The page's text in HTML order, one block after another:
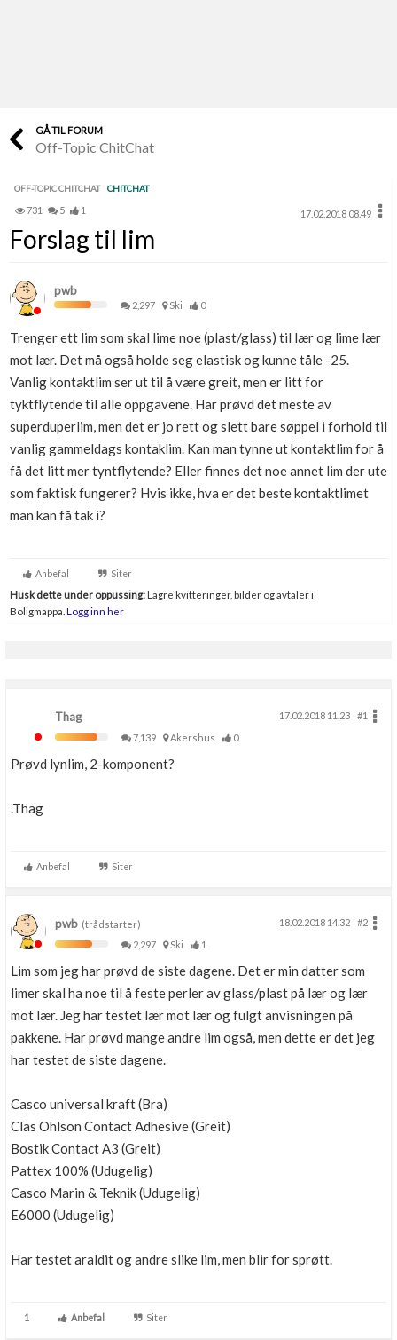
Finn håndverkere
Papirer som mangler
Skaff dokumentasjon som mangler
Kundeservice
Få svar på det du lurer på
Kom i gang med Boligmappa
Se din bolig? Klikk her
Boligmappa+
Få mer ut av Boligmappa
Nytt
GÅ TIL FORUM
Off-Topic ChitChat
OFF-TOPIC CHITCHAT CHITCHAT
731 5 1 17.02.2018 08.49
Forslag til lim
pwb
2,297 Ski 0
Trenger ett lim som skal lime noe (plast/glass) til lær og lime lær
mot lær. Det må også holde seg elastisk og kunne tåle -25.
Vanlig kontaktlim ser ut til å være greit, men er litt for
tyktflytende til alle oppgavene. Har prøvd det meste av
superduperlim, men det er jo rett og slett bare søppel i forhold til
vanlig gammeldags kontaklim. Kan man tynne ut kontaktlim for å
få det litt mer tyntflytende? Eller finnes det noe annet lim der ute
som faktisk fungerer? Hvis ikke, hva er det beste kontaktlimet
man kan få tak i?
Anbefal Siter
Husk dette under oppussing:Lagre kvitteringer, bilder og avtaler i
Boligmappa. Logg inn her
Thag 17.02.2018 11.23
#1
7,139
Akershus 0
Prøvd lynlim, 2-komponent?
.Thag
Anbefal Siter
pwb (trådstarter) 18.02.2018 14.32
#2
2,297
Ski 1
Lim som jeg har prøvd de siste dagene. Det er min datter som
limer skal ha noe til å feste perler av glass/plast på lær og lær
mot lær. Jeg har testet lær mot lær og fulgt anvisningen på
pakkene. Har prøvd mange andre lim også, men dette er det jeg
har testet de siste dagene.
Casco universal kraft (Bra)
Clas Ohlson Contact Adhesive (Greit)
Bostik Contact A3 (Greit)
Pattex 100% (Udugelig)
Casco Marin & Teknik (Udugelig)
E6000 (Udugelig)
Har testet araldit og andre slike lim, men blir for sprøtt.
1 Anbefal Siter